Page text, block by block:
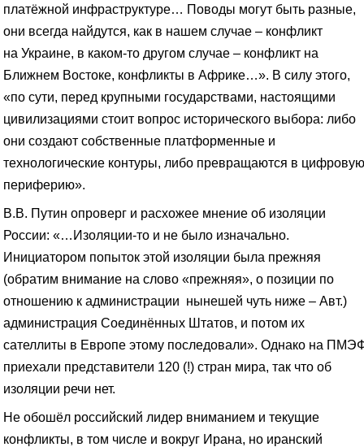
платёжной инфраструктуре… Поводы могут быть разные,
они всегда найдутся, как в нашем случае – конфликт
на Украине, в каком-то другом случае – конфликт на
Ближнем Востоке, конфликты в Африке…». В силу этого,
«по сути, перед крупными государствами, настоящими
цивилизациями стоит вопрос исторического выбора: либо
они создают собственные платформенные и
технологические контуры, либо превращаются в цифровую
периферию».
В.В. Путин опроверг и расхожее мнение об изоляции
России: «…Изоляции-то и не было изначально.
Инициатором попыток этой изоляции была прежняя
(обратим внимание на слово «прежняя», о позиции по
отношению к администрации нынешей чуть ниже – Авт.)
администрация Соединённых Штатов, и потом их
сателлиты в Европе этому последовали». Однако на
приехали представители 120 (!) стран мира, так что об
изоляции речи нет.
Не обошёл российский лидер вниманием и текущие
конфликты, в том числе и вокруг Ирана, но иранский